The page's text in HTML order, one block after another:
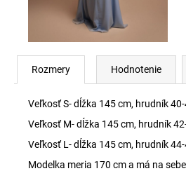
Rozmery Hodnotenie
Veľkosť S- dĺžka 145 cm, hrudník
Veľkosť M- dĺžka 145 cm, hrudník
Veľkosť L- dĺžka 145 cm, hrudník
Modelka meria 170 cm a má na